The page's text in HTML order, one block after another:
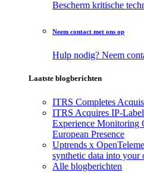
Bescherm kritische
Neem contact met ons op
Hulp nodig? Neem
Laatste blogberichten
ITRS Completes
ITRS Acquires IP-
Experience Monitoring
European Presence
Uptrends x
synthetic data into your
Alle blogberichten